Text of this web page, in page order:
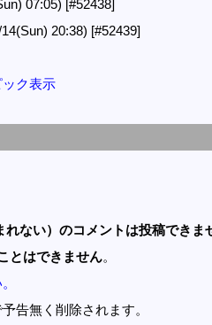
07:05) [#52438]
20:38) [#52439]
ック表示
ない）のコメントは投稿できま
とはできません。
告無く削除されます。